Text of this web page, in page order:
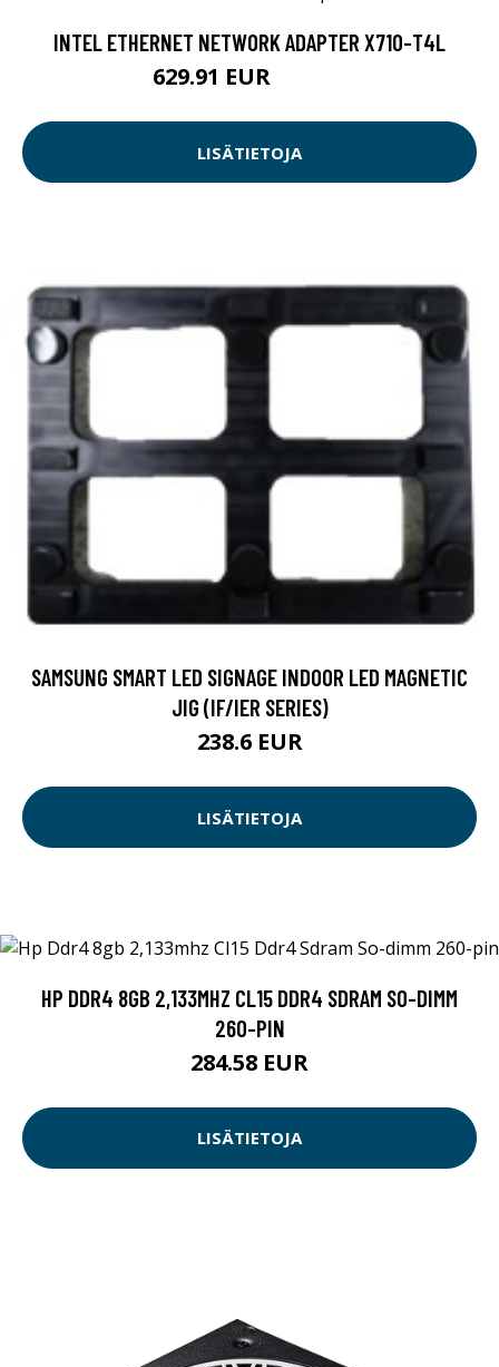
INTEL ETHERNET NETWORK ADAPTER X710-T4L
629.91 EUR
LISÄTIETOJA
SAMSUNG SMART LED SIGNAGE INDOOR LED MAGNETIC
JIG (IF/IER SERIES)
238.6 EUR
LISÄTIETOJA
HP DDR4 8GB 2,133MHZ CL15 DDR4 SDRAM SO-DIMM
260-PIN
284.58 EUR
LISÄTIETOJA